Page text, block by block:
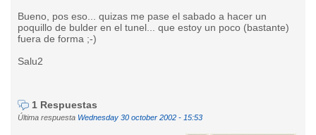
Bueno, pos eso... quizas me pase el sabado a hacer un
poquillo de bulder en el tunel... que estoy un poco (bastante)
fuera de forma ;-)
Salu2
1 Respuestas
Última respuesta Wednesday 30 october 2002 - 15:53